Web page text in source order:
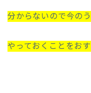
分からないので今の
やっておくことをおす